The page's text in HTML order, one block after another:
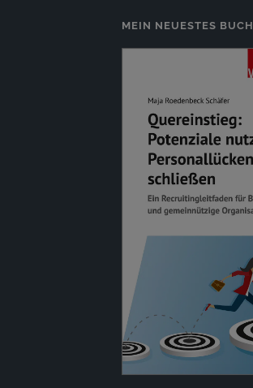
MEIN NEUESTES BUCH